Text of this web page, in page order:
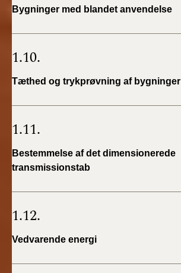
Bygninger med blandet anvendelse
1.10.
Tæthed og trykprøvning af bygninger
1.11.
Bestemmelse af det dimensionerede
transmissionstab
1.12.
Vedvarende energi